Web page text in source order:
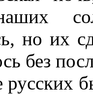
но их
без